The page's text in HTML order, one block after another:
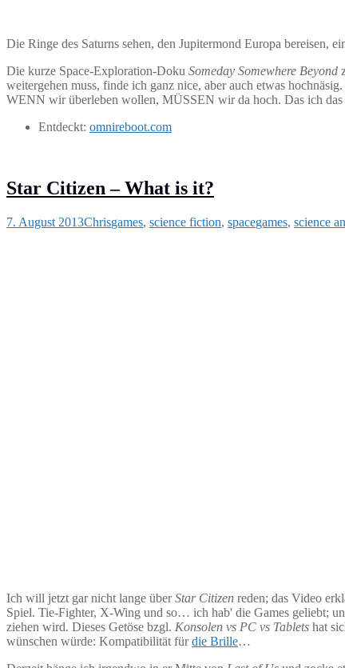
Die Ringe des Saturns sehen, den Jupitermond Europa bereisen,
Die kurze Space-Exploration-Doku Someday Somewhere Beyond
weitergehen muss, finde ich ganz nice, aber auch etwas
WENN wir überleben wollen, MÜSSEN wir da hoch. Das ich
Entdeckt: omnireboot.com
Star Citizen – What is it?
7. August 2013Chrisgames, science fiction, spacegames, science
Ich will jetzt gar nicht lange überStar Citizen reden; das Video
Spiel. Tie-Fighter, X-Wing und so… ich hab' die Games geliebt;
ziehen wird. Dieses Getöse bzgl. Konsolen vs PC vs Tablets hat
wünschen würde: Kompatibilität fürdie Brille…